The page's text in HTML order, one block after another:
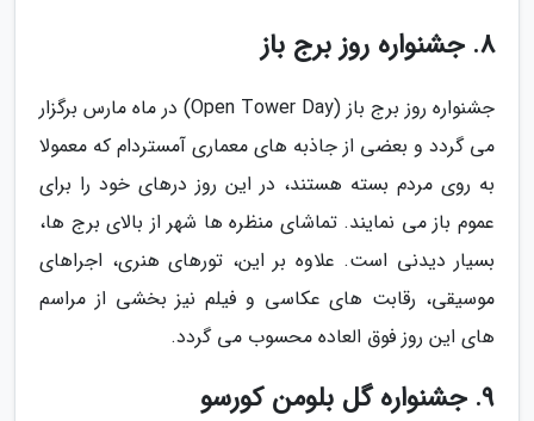
8. جشنواره روز برج باز
جشنواره روز برج باز (Open Tower Day) در ماه مارس برگزار
می گردد و بعضی از جاذبه های معماری آمستردام که معمولا
به روی مردم بسته هستند، در این روز درهای خود را برای
عموم باز می نمایند. تماشای منظره ها شهر از بالای برج ها،
بسیار دیدنی است. علاوه بر این، تورهای هنری، اجراهای
موسیقی، رقابت های عکاسی و فیلم نیز بخشی از مراسم
های این روز فوق العاده محسوب می گردد.
9. جشنواره گل بلومن کورسو